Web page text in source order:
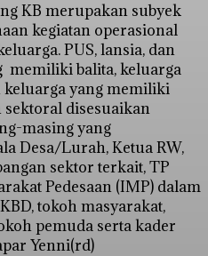
KB merupakan subyek
kegiatan operasional
PUS, lansia, dan
memiliki balita, keluarga
yang memiliki
sektoral disesuaikan
masing yang
Desa/Lurah, Ketua RW,
sektor terkait, TP
Pedesaan (IMP) dalam
tokoh masyarakat,
pemuda serta kader
Yenni(rd)